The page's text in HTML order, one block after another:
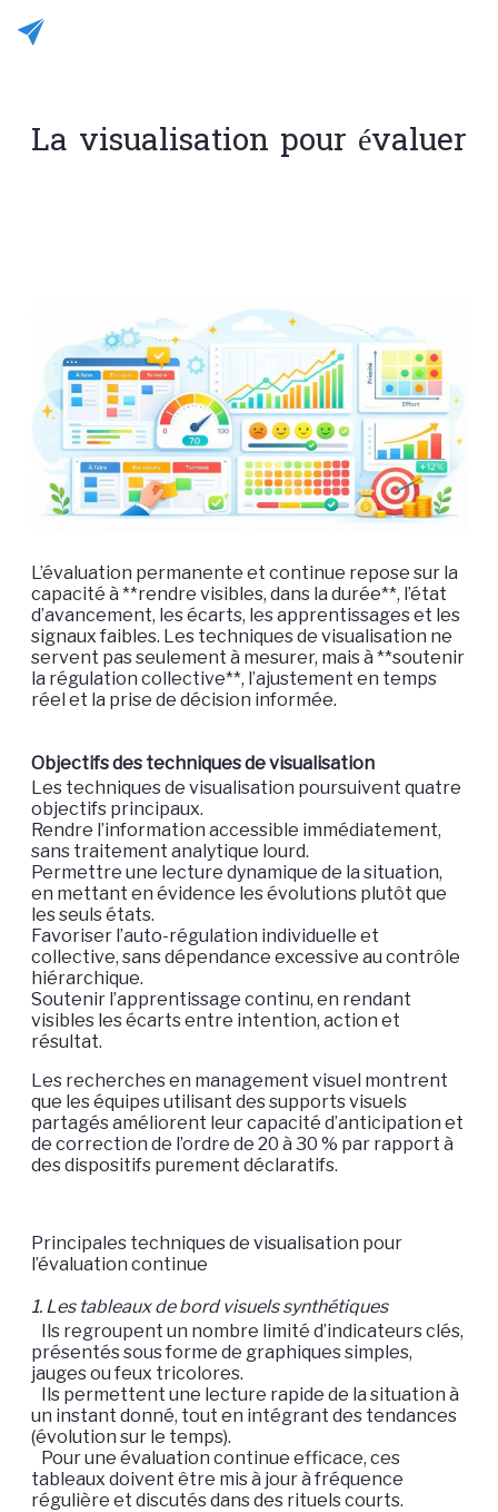
La visualisation pour évaluer
L’évaluation permanente et continue repose sur la
capacité à **rendre visibles, dans la durée**, l’état
d’avancement, les écarts, les apprentissages et les
signaux faibles. Les techniques de visualisation ne
servent pas seulement à mesurer, mais à **soutenir
la régulation collective**, l’ajustement en temps
réel et la prise de décision informée.
Objectifs des techniques de visualisation
Les techniques de visualisation poursuivent quatre
objectifs principaux.
Rendre l’information accessible immédiatement,
sans traitement analytique lourd.
Permettre une lecture dynamique de la situation,
en mettant en évidence les évolutions plutôt que
les seuls états.
Favoriser l’auto-régulation individuelle et
collective, sans dépendance excessive au contrôle
hiérarchique.
Soutenir l’apprentissage continu, en rendant
visibles les écarts entre intention, action et
résultat.
Les recherches en management visuel montrent
que les équipes utilisant des supports visuels
partagés améliorent leur capacité d’anticipation et
de correction de l’ordre de 20 à 30 % par rapport à
des dispositifs purement déclaratifs.
Principales techniques de visualisation pour
l’évaluation continue
1. Les tableaux de bord visuels synthétiques
Ils regroupent un nombre limité d’indicateurs clés,
présentés sous forme de graphiques simples,
jauges ou feux tricolores.
Ils permettent une lecture rapide de la situation à
un instant donné, tout en intégrant des tendances
(évolution sur le temps).
Pour une évaluation continue efficace, ces
tableaux doivent être mis à jour à fréquence
régulière et discutés dans des rituels courts.